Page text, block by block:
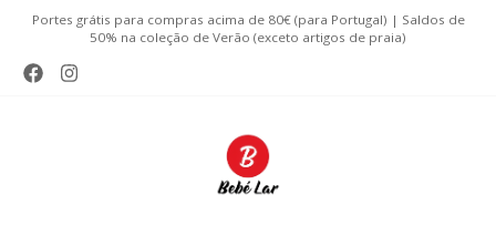
Portes grátis para compras acima de 80€ (para Portugal) | Saldos de
50% na coleção de Verão (exceto artigos de praia)